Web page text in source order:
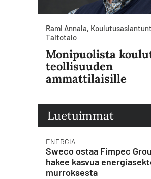
Rami Annala,
Taitotalo
Monipuolista
teollisuuden
ammattilaisille
Luetuimmat
ENERGIA
Sweco ostaa Fimpec
hakee kasvua
murroksesta